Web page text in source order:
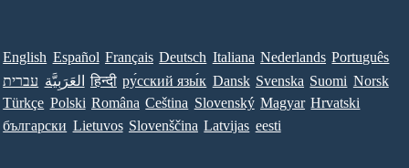
English Español Français Deutsch Italiana Nederlands Português
עברית العَرَبِيَّة हिन्दी ру́сский язы́к Dansk Svenska Suomi Norsk
Türkçe Polski Româna Ceština Slovenský Magyar Hrvatski
български Lietuvos Slovenščina Latvijas eesti